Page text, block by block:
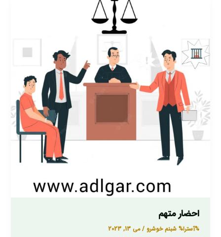
احضار متهم
%آسترا% شبنم خوشرو/می 13, 2023